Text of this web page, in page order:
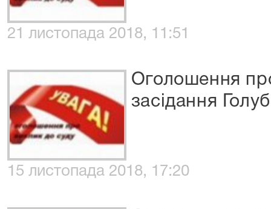
21 листопада 2018, 11:51
Оголошення
засідання
15 листопада 2018, 17:20